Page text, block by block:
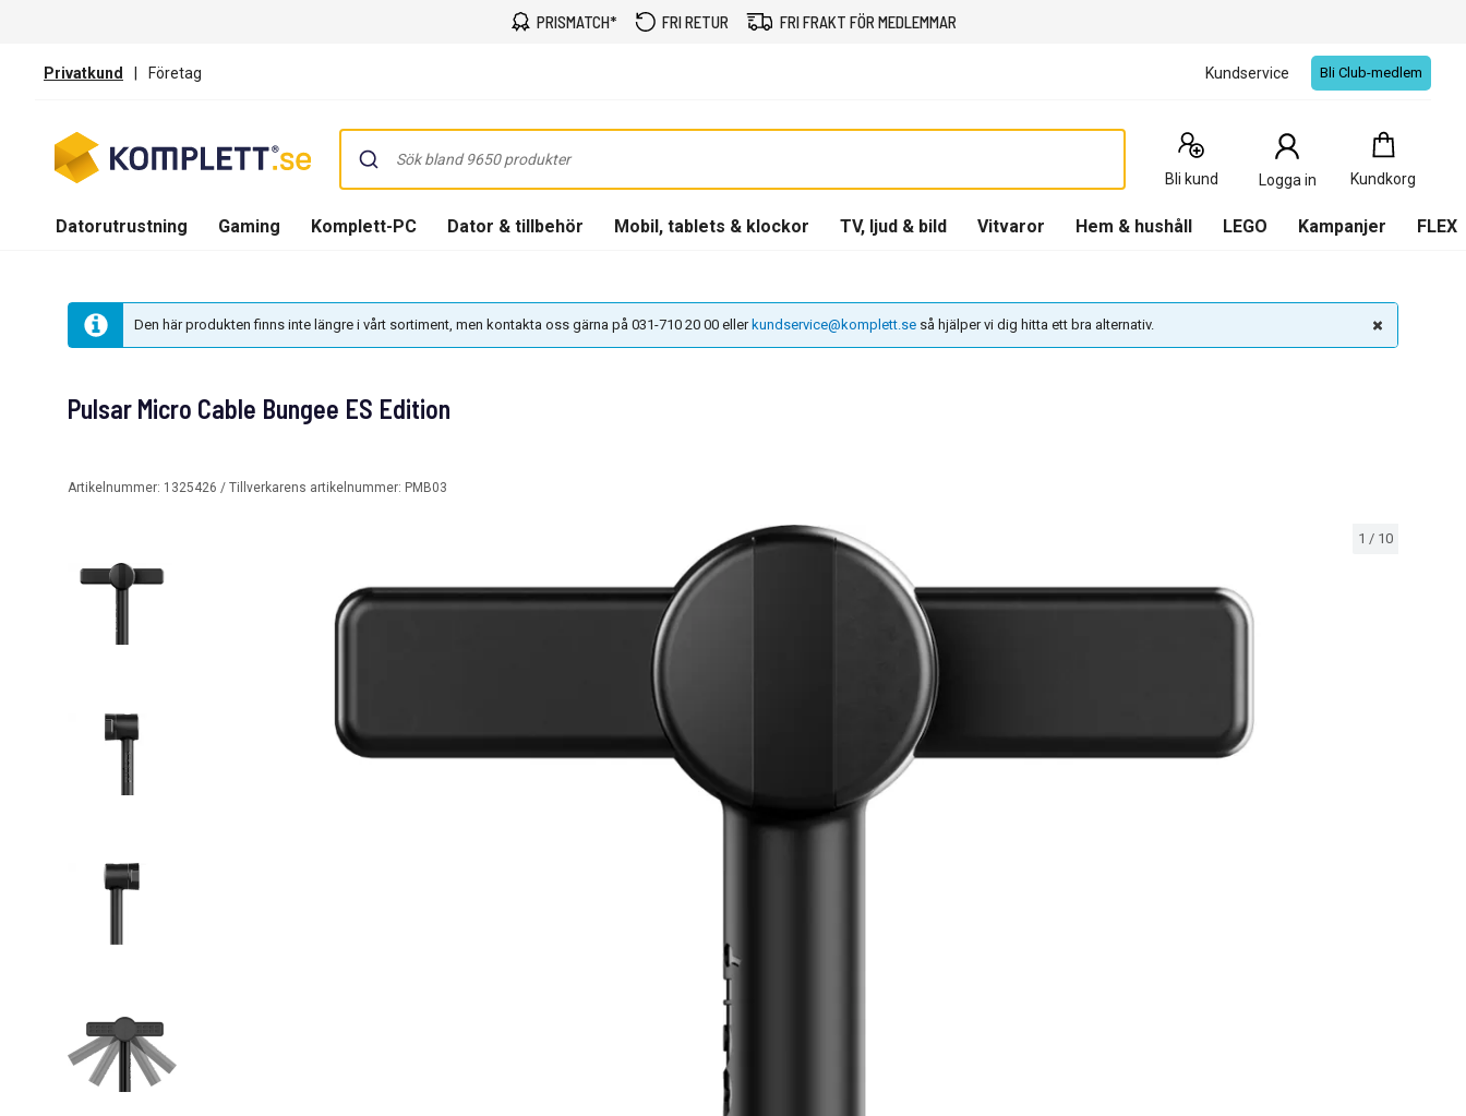
PRISMATCH* FRI RETUR FRI FRAKT FÖR MEDLEMMAR
Privatkund | Företag Kundservice Bli Club-medlem
Bli kund Logga in Kundkorg
Kundkorg
0
Produkter
Datorutrustning Gaming Komplett-PC Dator & tillbehör Mobil, tablets & klockor TV, ljud & bild Vitvaror Hem & hushåll LEGO Kampanjer FLEX
Den här produkten finns inte längre i vårt sortiment, men kontakta oss gärna på 031-710 20 00 eller kundservice@komplett.se så hjälper vi dig hitta ett bra alternativ.
1 / 10
Pulsar Micro Cable Bungee ES Edition
Artikelnummer: 1325426 / Tillverkarens artikelnummer: PMB03